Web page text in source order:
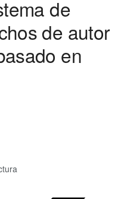
de
de autor
en